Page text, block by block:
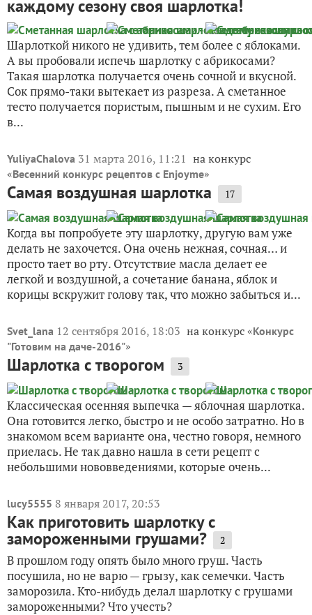
каждому сезону своя шарлотка!
Шарлоткой никого не удивить, тем более с яблоками.
А вы пробовали испечь шарлотку с абрикосами?
Такая шарлотка получается очень сочной и вкусной.
Сок прямо-таки вытекает из разреза. А сметанное
тесто получается пористым, пышным и не сухим. Его
в...
YuliyaChalova 31 марта 2016, 11:21 на конкурс
«Весенний конкурс рецептов с Enjoyme»
Самая воздушная шарлотка 17
Когда вы попробуете эту шарлотку, другую вам уже
делать не захочется. Она очень нежная, сочная… и
просто тает во рту. Отсутствие масла делает ее
легкой и воздушной, а сочетание банана, яблок и
корицы вскружит голову так, что можно забыться и...
Svet_lana 12 сентября 2016, 18:03 на конкурс «Конкурс
"Готовим на даче-2016"»
Шарлотка с творогом 3
Классическая осенняя выпечка — яблочная шарлотка.
Она готовится легко, быстро и не особо затратно. Но в
знакомом всем варианте она, честно говоря, немного
приелась. Не так давно нашла в сети рецепт с
небольшими нововведениями, которые очень...
lucy5555 8 января 2017, 20:53
Как приготовить шарлотку с
замороженными грушами? 2
В прошлом году опять было много груш. Часть
посушила, но не варю — грызу, как семечки. Часть
заморозила. Кто-нибудь делал шарлотку с грушами
замороженными? Что учесть?